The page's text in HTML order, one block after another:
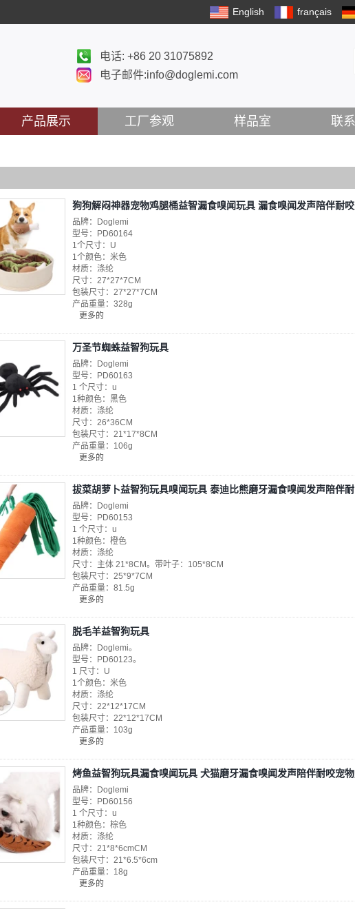
English français
电话: +86 20 31075892
电子邮件:info@doglemi.com
产品展示 工厂参观 样品室 联
狗狗解闷神器宠物鸡腿桶益智漏食嗅闻玩具 漏食嗅闻发声陪伴耐
品牌：Doglemi
型号：PD60164
1个尺寸：U
1个颜色：米色
材质：涤纶
尺寸：27*27*7CM
包装尺寸：27*27*7CM
产品重量：328g
更多的
万圣节蜘蛛益智狗玩具
品牌：Doglemi
型号：PD60163
1 个尺寸：u
1种颜色：黑色
材质：涤纶
尺寸：26*36CM
包装尺寸：21*17*8CM
产品重量：106g
更多的
拔菜胡萝卜益智狗玩具嗅闻玩具 泰迪比熊磨牙漏食嗅闻发声陪伴
品牌：Doglemi
型号：PD60153
1 个尺寸：u
1种颜色：橙色
材质：涤纶
尺寸：主体 21*8CM。带叶子：105*8CM
包装尺寸：25*9*7CM
产品重量：81.5g
更多的
脱毛羊益智狗玩具
品牌：Doglemi。
型号：PD60123。
1 尺寸：U
1个颜色：米色
材质：涤纶
尺寸：22*12*17CM
包装尺寸：22*12*17CM
产品重量：103g
更多的
烤鱼益智狗玩具漏食嗅闻玩具 犬猫磨牙漏食嗅闻发声陪伴耐咬宠
品牌：Doglemi
型号：PD60156
1 个尺寸：u
1种颜色：棕色
材质：涤纶
尺寸：21*8*6cmCM
包装尺寸：21*6.5*6cm
产品重量：18g
更多的